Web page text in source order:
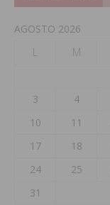
AGOSTO 2026
L
M
3
4
10
11
17
18
24
25
31